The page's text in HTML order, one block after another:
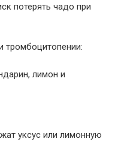
потерять чадо при
тромбоцитопении:
лимон и
уксус или лимонную